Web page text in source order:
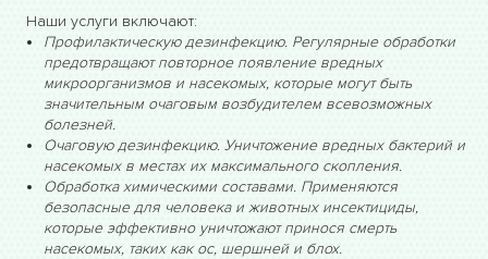
Наши услуги включают:
Профилактическую дезинфекцию. Регулярные обработки
предотвращают повторное появление вредных
микроорганизмов и насекомых, которые могут быть
значительным очаговым возбудителем всевозможных
болезней.
Очаговую дезинфекцию. Уничтожение вредных бактерий и
насекомых в местах их максимального скопления.
Обработка химическими составами. Применяются
безопасные для человека и животных инсектициды,
которые эффективно уничтожают принося смерть
насекомых, таких как ос, шершней и блох.